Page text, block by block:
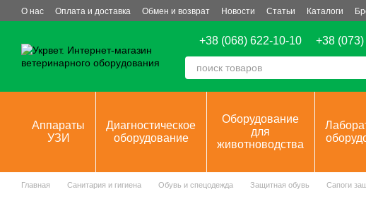
Перейти к основному контенту
О нас Оплата и доставка Обмен и возврат Новости Статьи Каталоги
+38 (068) 622-10-10 +38
Аппараты
УЗИ
Диагностическое
оборудование
Оборудование
для
животноводства
Главная Санитария и гигиена Обувь и спецодежда Защитная обувь Сапоги